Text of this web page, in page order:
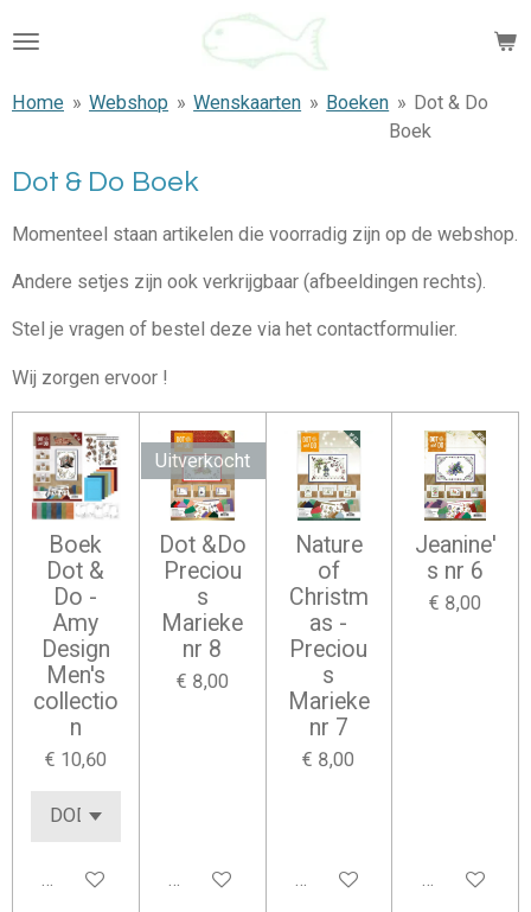
direct
de
Home » Webshop » Wenskaarten » Boeken » Dot & Do
Boek
Dot & Do Boek
Momenteel staan artikelen die voorradig zijn op de webshop.
Andere setjes zijn ook verkrijgbaar (afbeeldingen rechts).
Stel je vragen of bestel deze via het contactformulier.
Wij zorgen ervoor !
Boek
Dot &
Do -
Amy
Design
Men's
collectio
n
€ 10,60
In winkelwagen
Uitverkocht
Dot &Do
Preciou
s
Marieke
nr 8
€ 8,00
Houd mij op de hoogte
Nature
of
Christm
as -
Preciou
s
Marieke
nr 7
€ 8,00
In winkelwagen
Jeanine'
s nr 6
€ 8,00
In